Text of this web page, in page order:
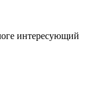
интересующий